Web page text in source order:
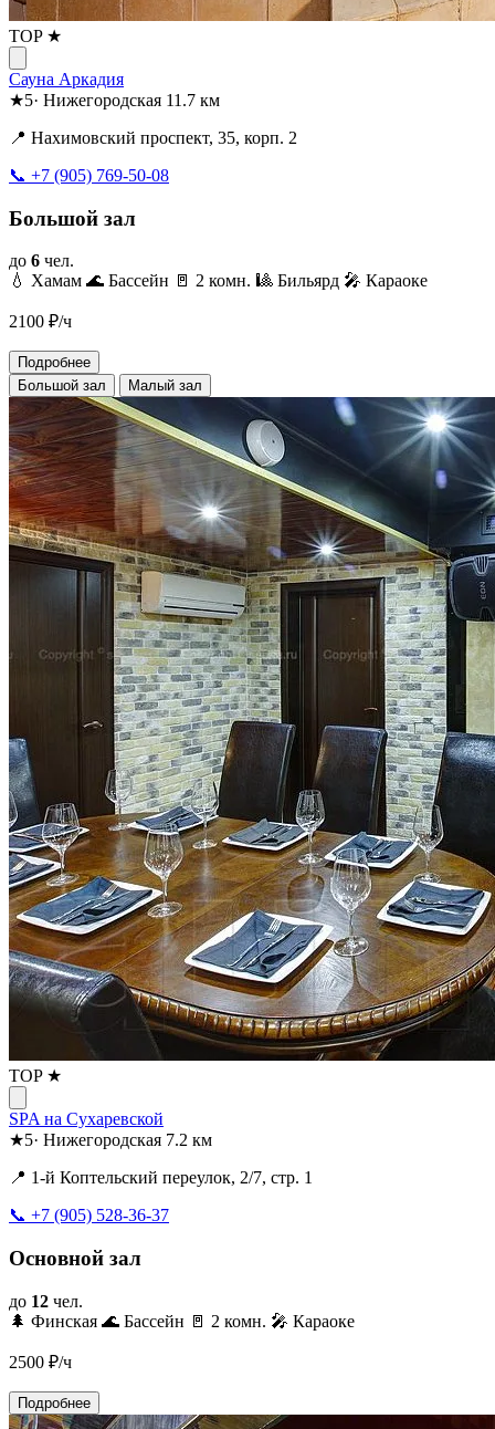
TOP ★
Сауна Аркадия
★5· Нижегородская 11.7 км
📍 Нахимовский проспект, 35, корп. 2
📞 +7 (905) 769-50-08
Большой зал
до 6 чел.
💧 Хамам 🌊 Бассейн 🚪 2 комн. 🎱 Бильярд 🎤 Караоке
2100 ₽/ч
Подробнее
Большой зал
Малый зал
TOP ★
SPA на Сухаревской
★5· Нижегородская 7.2 км
📍 1-й Коптельский переулок, 2/7, стр. 1
📞 +7 (905) 528-36-37
Основной зал
до 12 чел.
🌲 Финская 🌊 Бассейн 🚪 2 комн. 🎤 Караоке
2500 ₽/ч
Подробнее